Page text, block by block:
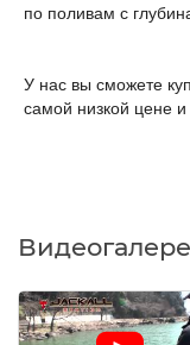
по поливам с
У нас вы сможете
самой низкой цене и